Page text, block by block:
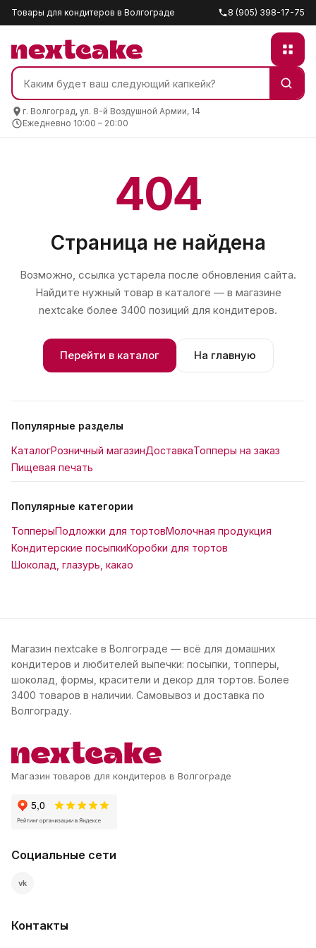
Товары для кондитеров в Волгограде 8 (905) 398-17-75
г. Волгоград, ул. 8-й Воздушной Армии, 14
Ежедневно 10:00 – 20:00
404
Страница не найдена
Возможно, ссылка устарела после обновления сайта.
Найдите нужный товар в каталоге — в магазине
nextcake более 3400 позиций для кондитеров.
Перейти в каталог На главную
Популярные разделы
КаталогРозничный магазинДоставкаТопперы на заказ
Пищевая печать
Популярные категории
ТопперыПодложки для тортовМолочная продукция
Кондитерские посыпкиКоробки для тортов
Шоколад, глазурь, какао
Магазин nextcake в Волгограде — всё для домашних
кондитеров и любителей выпечки: посыпки, топперы,
шоколад, формы, красители и декор для тортов. Более
3400 товаров в наличии. Самовывоз и доставка по
Волгограду.
Магазин товаров для кондитеров в Волгограде
Социальные сети
vk
Контакты